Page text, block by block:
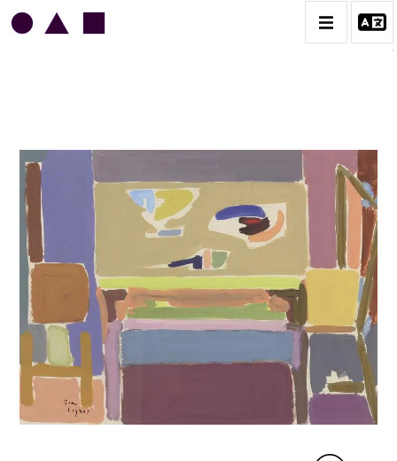
BIOGRAPHIE
CATALOGUE DES OEUVRES
GRUES DE BEAUBOURG
OEUVRES ANCIENNES
RONDS MUSICAUX
TÔLES ÉMAILLÉES